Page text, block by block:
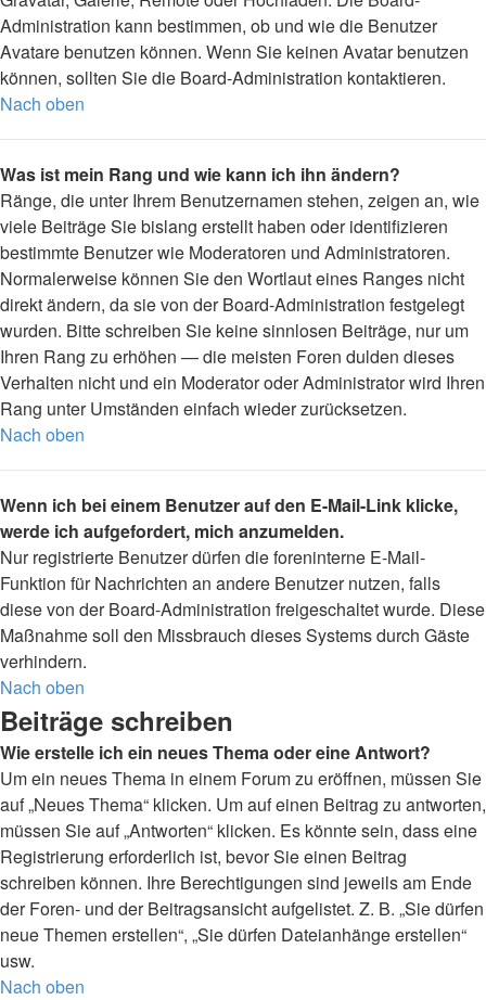
Administration kann bestimmen, ob und wie die Benutzer
Avatare benutzen können. Wenn Sie keinen Avatar benutzen
können, sollten Sie die Board-Administration kontaktieren.
Nach oben
Was ist mein Rang und wie kann ich ihn ändern?
Ränge, die unter Ihrem Benutzernamen stehen, zeigen an, wie
viele Beiträge Sie bislang erstellt haben oder identifizieren
bestimmte Benutzer wie Moderatoren und Administratoren.
Normalerweise können Sie den Wortlaut eines Ranges nicht
direkt ändern, da sie von der Board-Administration festgelegt
wurden. Bitte schreiben Sie keine sinnlosen Beiträge, nur um
Ihren Rang zu erhöhen — die meisten Foren dulden dieses
Verhalten nicht und ein Moderator oder Administrator wird Ihren
Rang unter Umständen einfach wieder zurücksetzen.
Nach oben
Wenn ich bei einem Benutzer auf den E-Mail-Link klicke,
werde ich aufgefordert, mich anzumelden.
Nur registrierte Benutzer dürfen die foreninterne E-Mail-
Funktion für Nachrichten an andere Benutzer nutzen, falls
diese von der Board-Administration freigeschaltet wurde. Diese
Maßnahme soll den Missbrauch dieses Systems durch Gäste
verhindern.
Nach oben
Beiträge schreiben
Wie erstelle ich ein neues Thema oder eine Antwort?
Um ein neues Thema in einem Forum zu eröffnen, müssen Sie
auf „Neues Thema“ klicken. Um auf einen Beitrag zu antworten,
müssen Sie auf „Antworten“ klicken. Es könnte sein, dass eine
Registrierung erforderlich ist, bevor Sie einen Beitrag
schreiben können. Ihre Berechtigungen sind jeweils am Ende
der Foren- und der Beitragsansicht aufgelistet. Z. B. „Sie dürfen
neue Themen erstellen“, „Sie dürfen Dateianhänge erstellen“
usw.
Nach oben